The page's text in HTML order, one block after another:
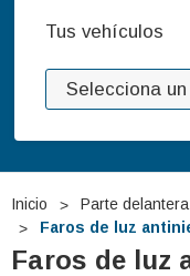
Tus vehículos
Inicio
Parte
Faros de luz
Faros de luz